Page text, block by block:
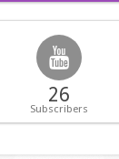
26
Subscribers